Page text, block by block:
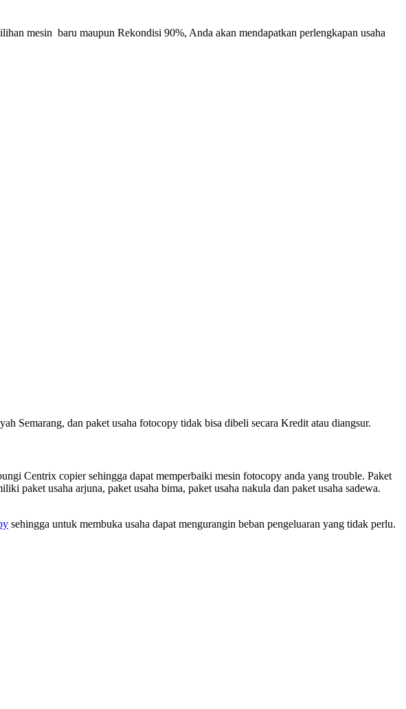
mesin baru maupun Rekondisi 90%, Anda akan mendapatkan perlengkapan usaha
Semarang, dan paket usaha fotocopy tidak bisa dibeli secara Kredit atau diangsur.
Centrix copier sehingga dapat memperbaiki mesin fotocopy anda yang trouble. Paket
paket usaha arjuna, paket usaha bima, paket usaha nakula dan paket usaha sadewa.
sehingga untuk membuka usaha dapat mengurangin beban pengeluaran yang tidak perlu.